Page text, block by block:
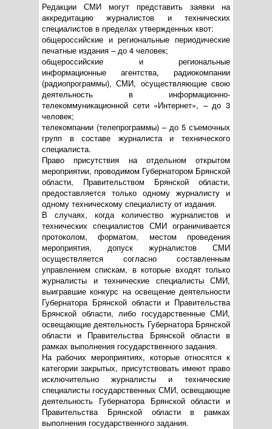
Редакции СМИ могут представить заявки на
аккредитацию журналистов и технических
специалистов в пределах утвержденных квот:
общероссийские и региональные периодические
печатные издания – до 4 человек;
общероссийские и региональные
информационные агентства, радиокомпании
(радиопрограммы), СМИ, осуществляющие свою
деятельность в информационно-
телекоммуникационной сети «Интернет», – до 3
человек;
телекомпании (телепрограммы) – до 5 съемочных
групп в составе журналиста и технического
специалиста.
Право присутствия на отдельном открытом
мероприятии, проводимом Губернатором Брянской
области, Правительством Брянской области,
предоставляется только одному журналисту и
одному техническому специалисту от издания.
В случаях, когда количество журналистов и
технических специалистов СМИ ограничивается
протоколом, форматом, местом проведения
мероприятия, допуск журналистов СМИ
осуществляется согласно составленным
управлением спискам, в которые входят только
журналисты и технические специалисты СМИ,
выигравшие конкурс на освещение деятельности
Губернатора Брянской области и Правительства
Брянской области, либо государственные СМИ,
освещающие деятельность Губернатора Брянской
области и Правительства Брянской области в
рамках выполнения государственного задания.
На рабочих мероприятиях, которые относятся к
категории закрытых, присутствовать имеют право
исключительно журналисты и технические
специалисты государственных СМИ, освещающие
деятельность Губернатора Брянской области и
Правительства Брянской области в рамках
выполнения государственного задания.